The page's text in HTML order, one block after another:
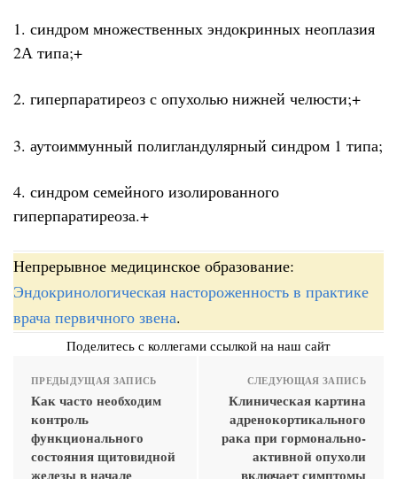
1. синдром множественных эндокринных неоплазия
2А типа;+
2. гиперпаратиреоз с опухолью нижней челюсти;+
3. аутоиммунный полигландулярный синдром 1 типа;
4. синдром семейного изолированного
гиперпаратиреоза.+
Непрерывное медицинское образование:
Эндокринологическая настороженность в практике
врача первичного звена.
Поделитесь с коллегами ссылкой на наш сайт
ПРЕДЫДУЩАЯ ЗАПИСЬ
Как часто необходим
контроль
функционального
состояния щитовидной
железы в начале
СЛЕДУЮЩАЯ ЗАПИСЬ
Клиническая картина
адренокортикального
рака при гормонально-
активной опухоли
включает симптомы